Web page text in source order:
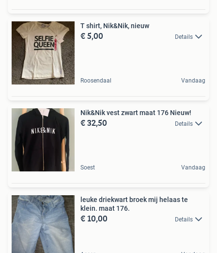
T shirt, Nik&Nik, nieuw
€ 5,00 Details
Roosendaal Vandaag
Nik&Nik vest zwart maat 176 Nieuw!
€ 32,50 Details
Soest Vandaag
leuke driekwart broek mij helaas te
klein. maat 176.
€ 10,00 Details